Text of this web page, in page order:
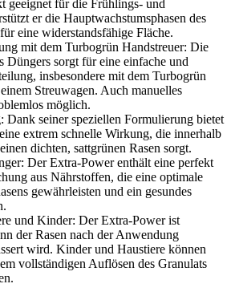
geeignet für die Frühlings- und
er die Hauptwachstumsphasen des
eine widerstandsfähige Fläche.
mit dem Turbogrün Handstreuer: Die
Düngers sorgt für eine einfache und
insbesondere mit dem Turbogrün
Streuwagen. Auch manuelles
möglich.
Dank seiner speziellen Formulierung bietet
extrem schnelle Wirkung, die innerhalb
dichten, sattgrünen Rasen sorgt.
Der Extra-Power enthält eine perfekt
aus Nährstoffen, die eine optimale
gewährleisten und ein gesundes
und Kinder: Der Extra-Power ist
der Rasen nach der Anwendung
wird. Kinder und Haustiere können
vollständigen Auflösen des Granulats